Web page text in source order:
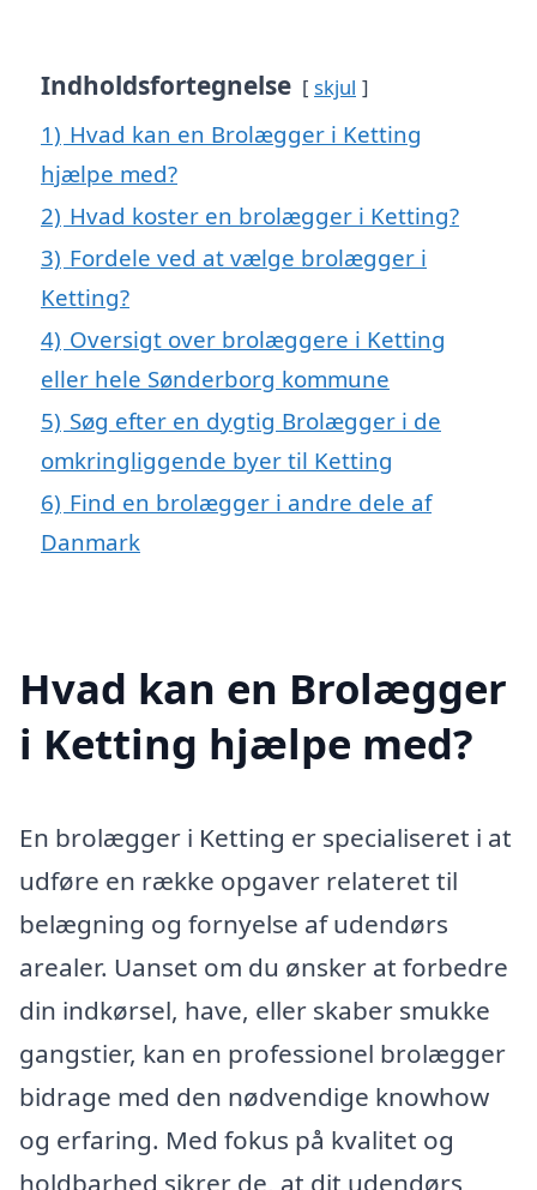
Indholdsfortegnelse skjul
1) Hvad kan en Brolægger i Ketting
hjælpe med?
2) Hvad koster en brolægger i Ketting?
3) Fordele ved at vælge brolægger i
Ketting?
4) Oversigt over brolæggere i Ketting
eller hele Sønderborg kommune
5) Søg efter en dygtig Brolægger i de
omkringliggende byer til Ketting
6) Find en brolægger i andre dele af
Danmark
Hvad kan en Brolægger
i Ketting hjælpe med?
En brolægger i Ketting er specialiseret i at
udføre en række opgaver relateret til
belægning og fornyelse af udendørs
arealer. Uanset om du ønsker at forbedre
din indkørsel, have, eller skaber smukke
gangstier, kan en professionel brolægger
bidrage med den nødvendige knowhow
og erfaring. Med fokus på kvalitet og
holdbarhed sikrer de, at dit udendørs